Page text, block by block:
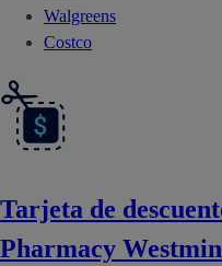
Walgreens
Costco
Tarjeta de
Pharmacy